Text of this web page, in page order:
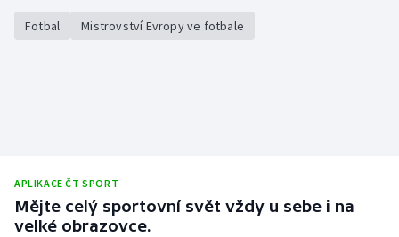
Olympijské hry
Ragby
Fotbal Mistrovství Evropy ve fotbale
APLIKACE ČT SPORT
Mějte celý sportovní svět vždy u sebe i na
velké obrazovce.